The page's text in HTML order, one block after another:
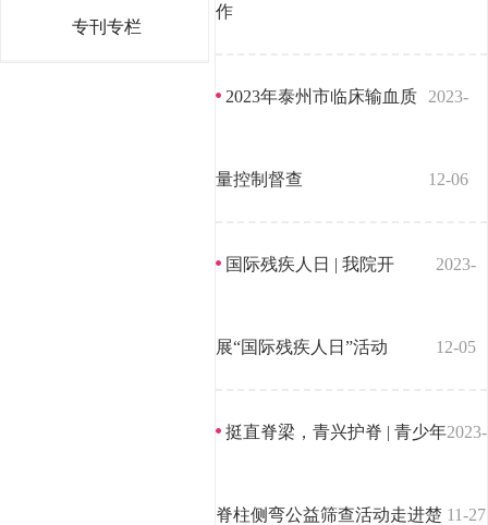
专刊专栏
作
2023年泰州市临床输血质
量控制督查
2023-
12-06
国际残疾人日 | 我院开
展“国际残疾人日”活动
2023-
12-05
挺直脊梁，青兴护脊 | 青少年
脊柱侧弯公益筛查活动走进楚
2023-
11-27